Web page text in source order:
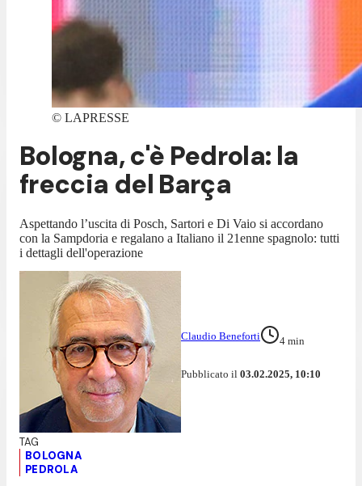
© LAPRESSE
Bologna, c'è Pedrola: la
freccia del Barça
Aspettando l’uscita di Posch, Sartori e Di Vaio si accordano
con la Sampdoria e regalano a Italiano il 21enne spagnolo: tutti
i dettagli dell'operazione
Claudio Beneforti 4 min
Pubblicato il 03.02.2025, 10:10
BOLOGNA
PEDROLA